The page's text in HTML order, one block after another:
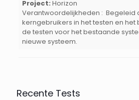
Project:Horizon
Verantwoordelijkheden : Begeleid
kerngebruikers in het testen en het
de testen voor het bestaande
nieuwe systeem.
Recente Tests